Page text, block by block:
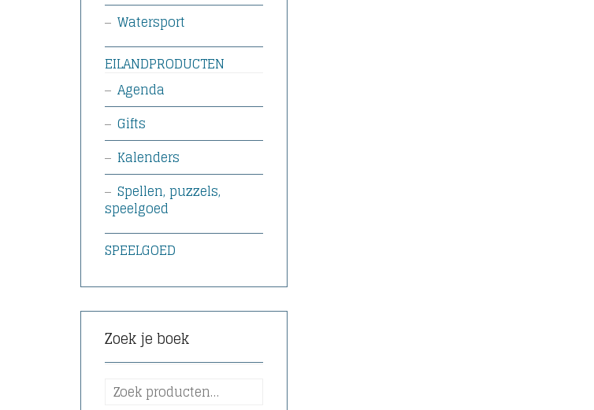
Watersport
EILANDPRODUCTEN
Agenda
Gifts
Kalenders
Spellen, puzzels,
speelgoed
SPEELGOED
Zoek je boek